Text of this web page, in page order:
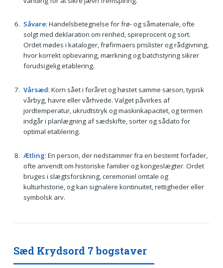
Såvare: Handelsbetegnelse for frø- og såmateriale, ofte
solgt med deklaration om renhed, spireprocent og sort.
Ordet mødes i kataloger, frøfirmaers prislister og rådgivning,
hvor korrekt opbevaring, mærkning og batchstyring sikrer
forudsigelig etablering.
Vårsæd: Korn sået i foråret og høstet samme sæson, typisk
vårbyg, havre eller vårhvede. Valget påvirkes af
jordtemperatur, ukrudtstryk og maskinkapacitet, og termen
indgår i planlægning af sædskifte, sorter og sådato for
optimal etablering.
Ætling: En person, der nedstammer fra en bestemt forfader,
ofte anvendt om historiske familier og kongeslægter. Ordet
bruges i slægtsforskning, ceremoniel omtale og
kulturhistorie, og kan signalere kontinuitet, rettigheder eller
symbolsk arv.
Sæd Krydsord 7 bogstaver